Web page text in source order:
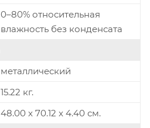
0–80% относительная
влажность без конденсата
металлический
15.22 кг.
48.00 x 70.12 x 4.40 см.